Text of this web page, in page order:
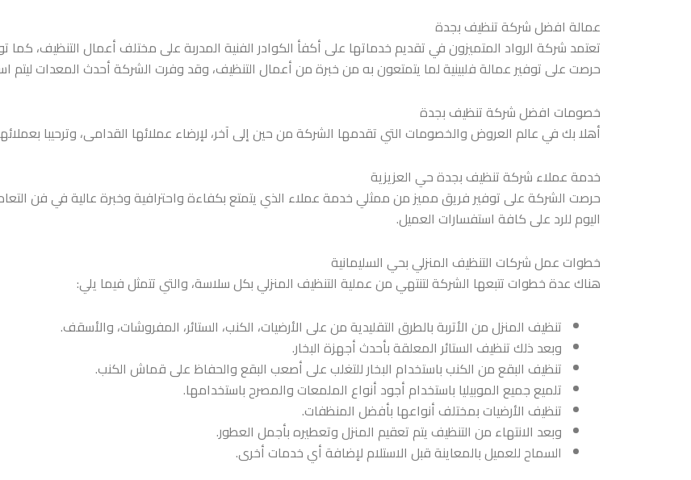
عمالة افضل شركة تنظيف بجدة
تعتمد شركة الرواد المتميزون في تقديم خدماتها على أكفأ الكوادر الفنية المدربة على مختلف أعمال التنظيف، كما
حرصت على توفير عمالة فلبينية لما يتمتعون به من خبرة من أعمال التنظيف، وقد وفرت الشركة أحدث المعدات ليتم
خصومات افضل شركة تنظيف بجدة
أهلا بك في عالم العروض والخصومات التي تقدمها الشركة من حين إلى آخر، لإرضاء عملائها القدامى، وترحيبا
خدمة عملاء شركة تنظيف بجدة حي العزيزية
حرصت الشركة على توفير فريق مميز من ممثلي خدمة عملاء الذي يتمتع بكفاءة واحترافية وخبرة عالية في فن
اليوم للرد على كافة استفسارات العميل.
خطوات عمل شركات التنظيف المنزلي بحي السليمانية
هناك عدة خطوات تتبعها الشركة لتنتهي من عملية التنظيف المنزلي بكل سلاسة، والتي تتمثل فيما يلي:
تنظيف المنزل من الأتربة بالطرق التقليدية من على الأرضيات، الكنب، الستائر، المفروشات، والأسقف.
وبعد ذلك تنظيف الستائر المعلقة بأحدث أجهزة البخار.
تنظيف البقع من الكنب باستخدام البخار للتغلب على أصعب البقع والحفاظ على قماش الكنب.
تلميع جميع الموبيليا باستخدام أجود أنواع الملمعات والمصرح باستخدامها.
تنظيف الأرضيات بمختلف أنواعها بأفضل المنظفات.
وبعد الانتهاء من التنظيف يتم تعقيم المنزل وتعطيره بأجمل العطور.
السماح للعميل بالمعاينة قبل الاستلام لإضافة أي خدمات أخرى.